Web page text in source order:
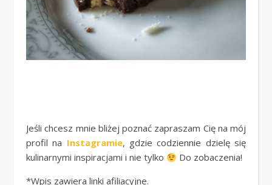
Jeśli chcesz mnie bliżej poznać zapraszam Cię na mój
profil na Instagramie, gdzie codziennie dzielę się
kulinarnymi inspiracjami i nie tylko
Do zobaczenia!
*Wpis zawiera linki afiliacyjne.